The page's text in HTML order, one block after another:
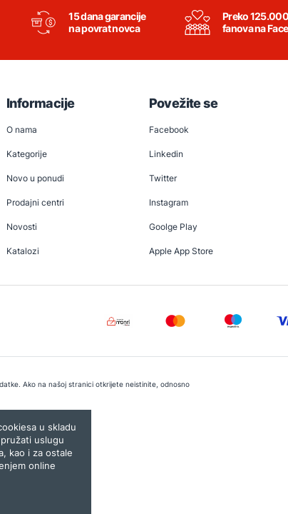
15 dana garancije
na povrat novca
Preko 125.000
fanova na
Informacije
O nama
Kategorije
Novo u ponudi
Prodajni centri
Novosti
Katalozi
Povežite se
Facebook
Linkedin
Twitter
Instagram
Goolge Play
Apple App Store
Ako na našoj stranici otkrijete neistinite, odnosno
u skladu
uslugu
kao i za ostale
online